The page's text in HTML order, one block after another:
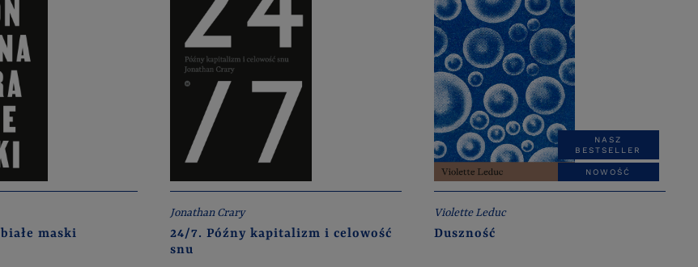
maski
Jonathan Crary
24/7. Późny kapitalizm i celowość
snu
NASZ
BESTSELLER
NOWOŚĆ
Violette Leduc
Duszność